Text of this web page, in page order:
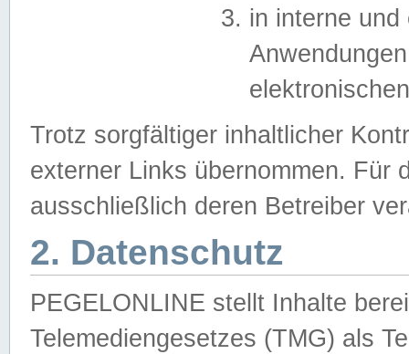
in interne
Trotz sorgfältiger inhaltlicher
externer Links übernommen. Für
ausschließlich deren Betreiber
2. Datenschutz
PEGELONLINE stellt Inhalte
Telemediengesetzes (TMG) als